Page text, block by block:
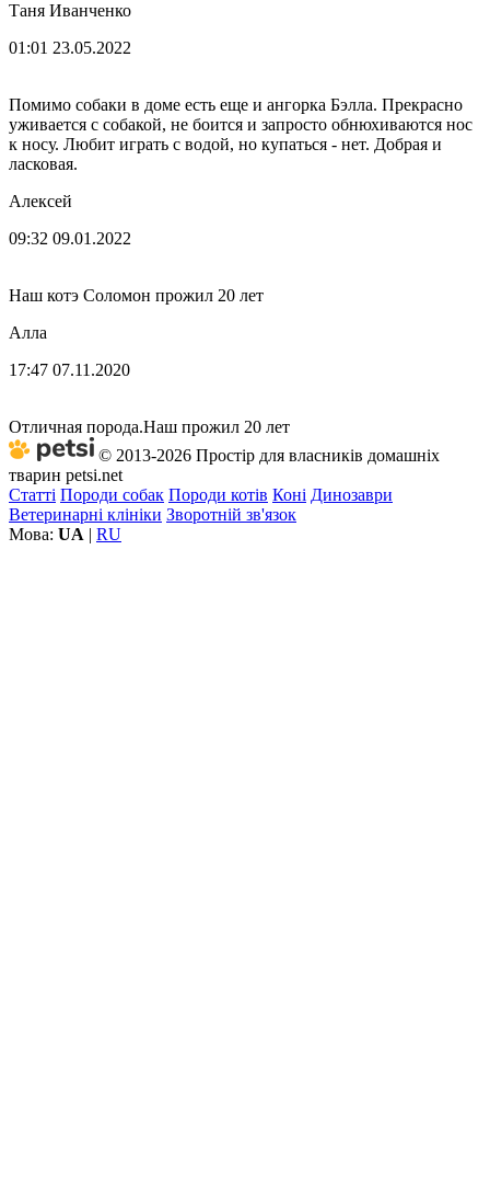
Таня Иванченко
01:01 23.05.2022
Помимо собаки в доме есть еще и ангорка Бэлла. Прекрасно
уживается с собакой, не боится и запросто обнюхиваются нос
к носу. Любит играть с водой, но купаться - нет. Добрая и
ласковая.
Алексей
09:32 09.01.2022
Наш котэ Соломон прожил 20 лет
Алла
17:47 07.11.2020
Отличная порода.Наш прожил 20 лет
© 2013-2026 Простір для власників домашніх
тварин petsi.net
Статті Породи собак Породи котів Коні Динозаври
Ветеринарні клініки Зворотній зв'язок
Мова: UA | RU